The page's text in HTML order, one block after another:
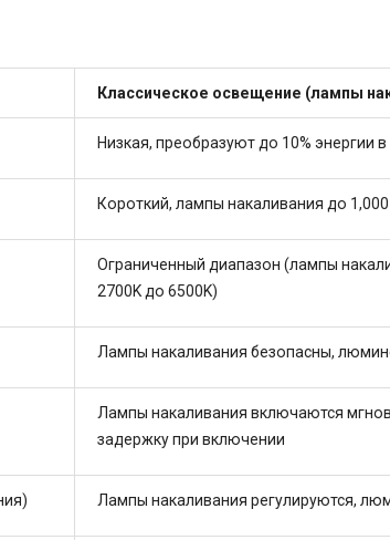
Классическое освещение (лампы
Низкая, преобразуют до 10% энергии
Короткий, лампы накаливания до
Ограниченный диапазон (лампы
2700K до 6500K)
Лампы накаливания безопасны,
Лампы накаливания включаются
задержку при включении
Лампы накаливания регулируются,